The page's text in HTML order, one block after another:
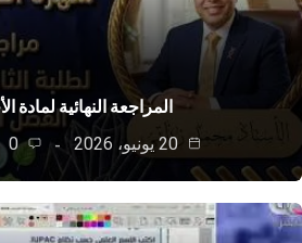
المراجعة النهائية لمادة الأحياء ||…
0
51